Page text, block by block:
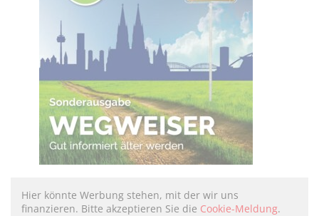
Hier könnte Werbung stehen, mit der wir uns
finanzieren. Bitte akzeptieren Sie die Cookie-Meldung.